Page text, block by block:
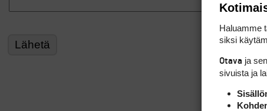
Haluamme
siksi
Otava ja sen
sivuista ja